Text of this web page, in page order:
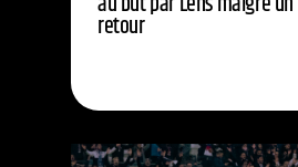
retour